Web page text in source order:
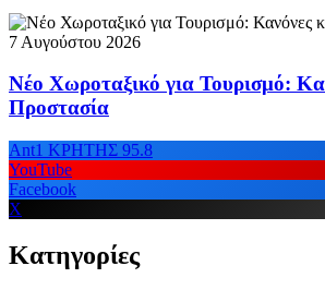
7 Αυγούστου 2026
Νέο Χωροταξικό για Τουρισμό:
Προστασία
Ant1 ΚΡΗΤΗΣ 95.8
YouTube
Facebook
X
Κατηγορίες